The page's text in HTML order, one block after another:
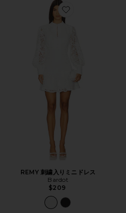
Favorite REMY 刺繍
REMY 刺繍入りミニドレス
Bardot
$209